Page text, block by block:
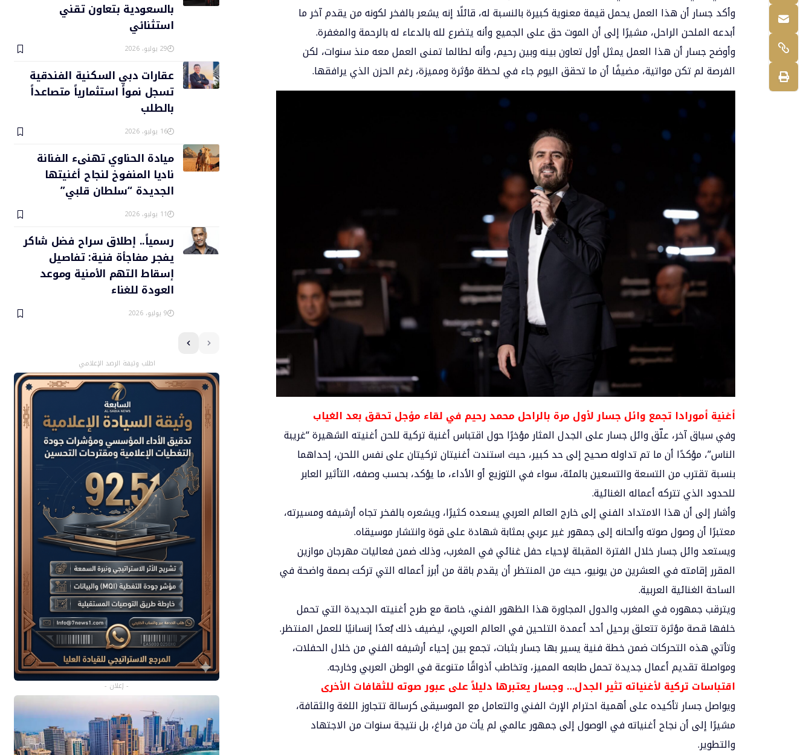
وأكد جسار أن هذا العمل يحمل قيمة معنوية كبيرة بالنسبة له، قائلًا إنه يشعر بالفخر لكونه من يقدم آخر ما
أبدعه الملحن الراحل، مشيرًا إلى أن الموت حق على الجميع وأنه يتضرع لله بالدعاء له بالرحمة والمغفرة.
وأوضح جسار أن هذا العمل يمثل أول تعاون بينه وبين رحيم، وأنه لطالما تمنى العمل معه منذ سنوات، لكن
الفرصة لم تكن مواتية، مضيفًا أن ما تحقق اليوم جاء في لحظة مؤثرة ومميزة، رغم الحزن الذي يرافقها.
أغنية أمورادا تجمع وائل جسار لأول مرة بالراحل محمد رحيم في لقاء مؤجل تحقق بعد الغياب
وفي سياق آخر، علّق وائل جسار على الجدل المثار مؤخرًا حول اقتباس أغنية تركية للحن أغنيته الشهيرة “غريبة
الناس”، مؤكدًا أن ما تم تداوله صحيح إلى حد كبير، حيث استندت أغنيتان تركيتان على نفس اللحن، إحداهما
بنسبة تقترب من التسعة والتسعين بالمئة، سواء في التوزيع أو الأداء، ما يؤكد، بحسب وصفه، التأثير العابر
للحدود الذي تتركه أعماله الغنائية.
وأشار إلى أن هذا الامتداد الفني إلى خارج العالم العربي يسعده كثيرًا، ويشعره بالفخر تجاه أرشيفه ومسيرته،
معتبرًا أن وصول صوته وألحانه إلى جمهور غير عربي بمثابة شهادة على قوة وانتشار موسيقاه.
ويستعد وائل جسار خلال الفترة المقبلة لإحياء حفل غنائي في المغرب، وذلك ضمن فعاليات مهرجان موازين
المقرر إقامته في العشرين من يونيو، حيث من المنتظر أن يقدم باقة من أبرز أعماله التي تركت بصمة واضحة في
الساحة الغنائية العربية.
ويترقب جمهوره في المغرب والدول المجاورة هذا الظهور الفني، خاصة مع طرح أغنيته الجديدة التي تحمل
خلفها قصة مؤثرة تتعلق برحيل أحد أعمدة التلحين في العالم العربي، ليضيف ذلك بُعدًا إنسانيًا للعمل المنتظر.
وتأتي هذه التحركات ضمن خطة فنية يسير بها جسار بثبات، تجمع بين إحياء أرشيفه الفني من خلال الحفلات،
ومواصلة تقديم أعمال جديدة تحمل طابعه المميز، وتخاطب أذواقًا متنوعة في الوطن العربي وخارجه.
اقتباسات تركية لأغنياته تثير الجدل… وجسار يعتبرها دليلاً على عبور صوته للثقافات الأخرى
ويواصل جسار تأكيده على أهمية احترام الإرث الفني والتعامل مع الموسيقى كرسالة تتجاوز اللغة والثقافة،
مشيرًا إلى أن نجاح أغنياته في الوصول إلى جمهور عالمي لم يأت من فراغ، بل نتيجة سنوات من الاجتهاد
والتطوير.
بالسعودية بتعاون تقني
استثنائي
29 يوليو، 2026
عقارات دبي السكنية الفندقية
تسجل نمواً استثمارياً متصاعداً
بالطلب
16 يوليو، 2026
ميادة الحناوي تهنىء الفنانة
ناديا المنفوخ لنجاح أغنيتها
الجديدة “سلطان قلبي”
11 يوليو، 2026
رسمياً.. إطلاق سراح فضل شاكر
يفجر مفاجأة فنية: تفاصيل
إسقاط التهم الأمنية وموعد
العودة للغناء
9 يوليو، 2026
اطلب وثيقة الرصد الإعلامي
- إعلان -